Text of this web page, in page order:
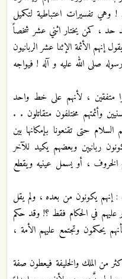
! وهي تفسيرات اعتباطية لتكميل
حد ، كمن يختار اثني عشر شخصاً
إنهم الأئمة الإثنا عشر الربانيون
صلى الله عليه و آله ! فيواجه
متفقين ، لأنهم على خط واحد
وأئمتهم مختلفون متقاتلون . .
حتى تقنعونا بإمكانها بين
ربانيين وبعضهم يكيد للآخر
الخروف ، أو يسمل عينيه ويقطع
: إنهم يكونون من بعده ، ولم يقل
عليهم في الحكام فقط ؟! وقد حكم
يحكمون وتجتمع عليهم الأمة ،
من الملك والخليفة فيعطون صفة